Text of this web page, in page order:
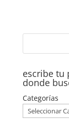
escribe tu
donde
Categorías